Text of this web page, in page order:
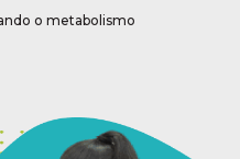
o metabolismo